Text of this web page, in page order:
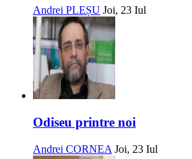
Andrei PLEȘU Joi, 23 Iul
Odiseu printre noi
Andrei CORNEA Joi, 23 Iul